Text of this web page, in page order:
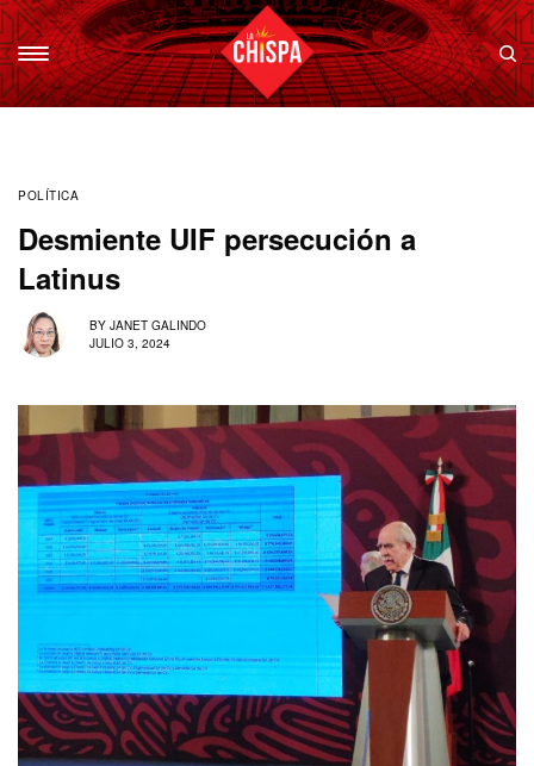
POLÍTICA
Desmiente UIF persecución a
Latinus
BY JANET GALINDO
JULIO 3, 2024